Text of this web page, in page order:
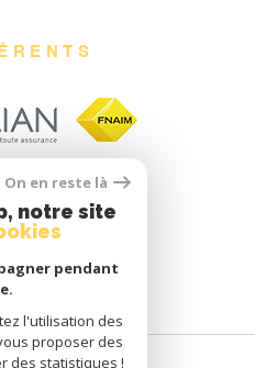
On en reste là
notre site
pendant
l'utilisation des
proposer des
des statistiques !